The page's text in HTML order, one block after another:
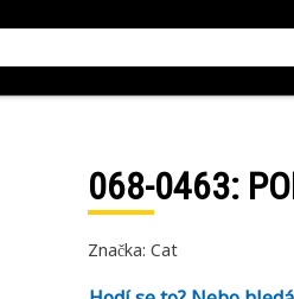
068-0463:
Značka: Cat